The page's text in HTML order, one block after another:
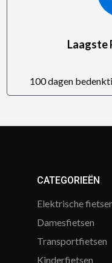
Laagste
100 dagen
CATEGORIEËN
Elektrische
Damesfietsen
Transportfietsen
Kinderfietsen